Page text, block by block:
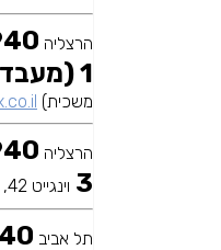
הרצליה
1 (מעבדה ראשית)
משכית)
הרצליה
3 וינגייט 42, כיכר דה שליט
תל אביב